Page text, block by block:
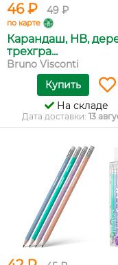
46 ₽ 49 ₽
по карте
Карандаш, HB,
трехгра...
Bruno Visconti
Купить
На складе
Дата доставки: 13